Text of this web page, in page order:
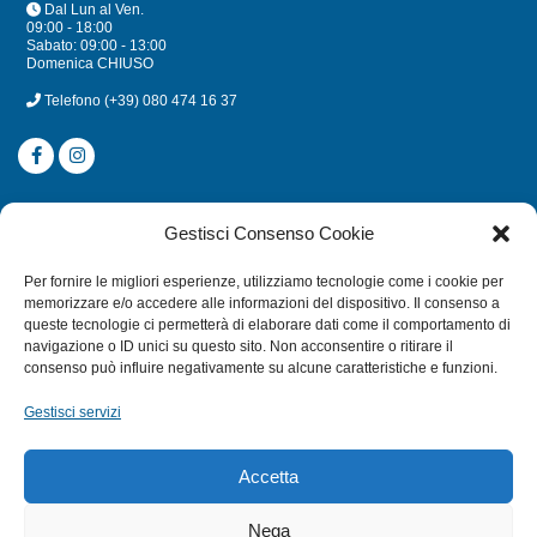
Gestisci Consenso Cookie
Per fornire le migliori esperienze, utilizziamo tecnologie come i cookie per
memorizzare e/o accedere alle informazioni del dispositivo. Il consenso a
queste tecnologie ci permetterà di elaborare dati come il comportamento di
navigazione o ID unici su questo sito. Non acconsentire o ritirare il
consenso può influire negativamente su alcune caratteristiche e funzioni.
Gestisci servizi
Accetta
Nega
Dal Lun al Ven.
09:00 - 18:00
Sabato: 09:00 - 13:00
Domenica CHIUSO
Telefono (+39) 080 474 16 37
CATEGORIE
MULINELLI
CANNE
ACCESSORI NAUTICI